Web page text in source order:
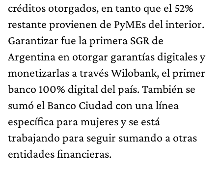
créditos otorgados, en tanto que el 52%
restante provienen de PyMEs del interior.
Garantizar fue la primera SGR de
Argentina en otorgar garantías digitales y
monetizarlas a través Wilobank, el primer
banco 100% digital del país. También se
sumó el Banco Ciudad con una línea
específica para mujeres y se está
trabajando para seguir sumando a otras
entidades financieras.